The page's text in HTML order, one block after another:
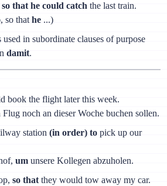
so that he could catch the last train.
so thathe ...)
used in subordinate clauses of purpose
damit.
book the flight later this week.
noch an dieser Woche buchen sollen.
station (in order) to pick up our
um unsere Kollegen abzuholen.
so that they would tow away my car.